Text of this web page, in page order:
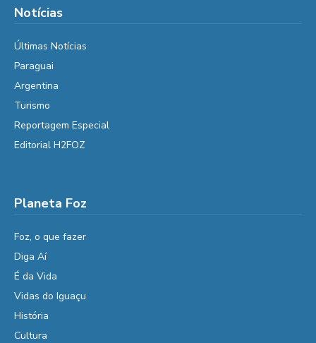
Notícias
Últimas Notícias
Paraguai
Argentina
Turismo
Reportagem Especial
Editorial H2FOZ
Planeta Foz
Foz, o que fazer
Diga Aí
É da Vida
Vidas do Iguaçu
História
Cultura